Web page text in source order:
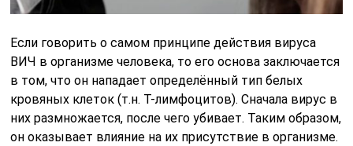
Если говорить о самом принципе действия вируса
ВИЧ в организме человека, то его основа заключается
в том, что он нападает определённый тип белых
кровяных клеток (т.н. Т-лимфоцитов). Сначала вирус в
них размножается, после чего убивает. Таким образом,
он оказывает влияние на их присутствие в организме.